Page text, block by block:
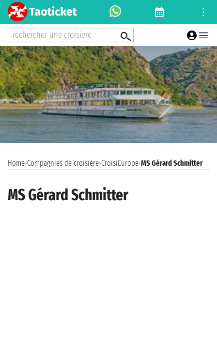
rechercher une croisiere
Home›Compagnies de croisière›CroisiEurope›MS Gérard Schmitter
MS Gérard Schmitter